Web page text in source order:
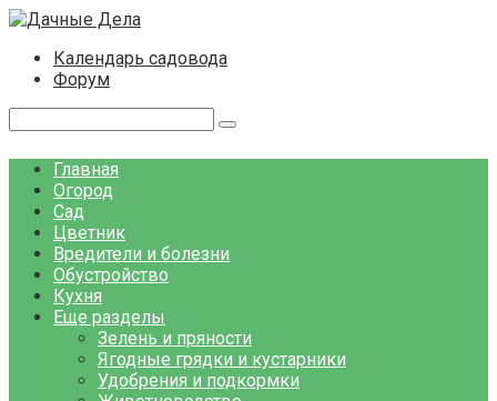
Перейти
контентуКалендарь садовода
Форум
Главная
Огород
Сад
Цветник
Вредители и болезни
Обустройство
Кухня
Еще разделы
Зелень и пряности
Ягодные грядки и кустарники
Удобрения и подкормки